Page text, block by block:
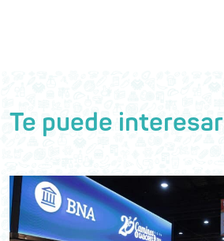
Te puede interesar